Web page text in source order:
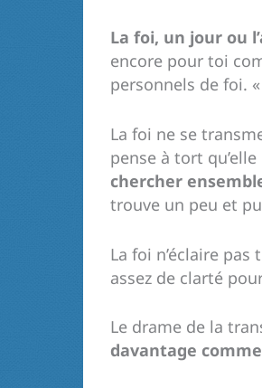
La foi, un jour ou
encore pour toi
personnels de foi.
La foi ne se
pense à tort
chercher
trouve un peu et
La foi n’éclaire
assez de clarté
Le drame de la
davantage